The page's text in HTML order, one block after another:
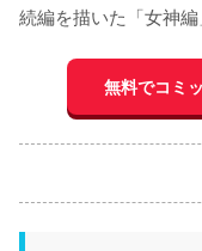
続編を描いた「女神
無料でコミ